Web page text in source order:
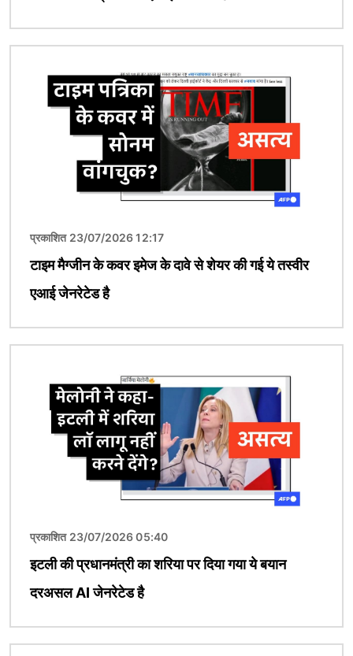
प्रकाशित 23/07/2026 12:17
टाइम मैग्जीन के कवर इमेज के दावे से शेयर की गई ये तस्वीर
एआई जेनरेटेड है
प्रकाशित 23/07/2026 05:40
इटली की प्रधानमंत्री का शरिया पर दिया गया ये बयान
दरअसल AI जेनरेटेड है